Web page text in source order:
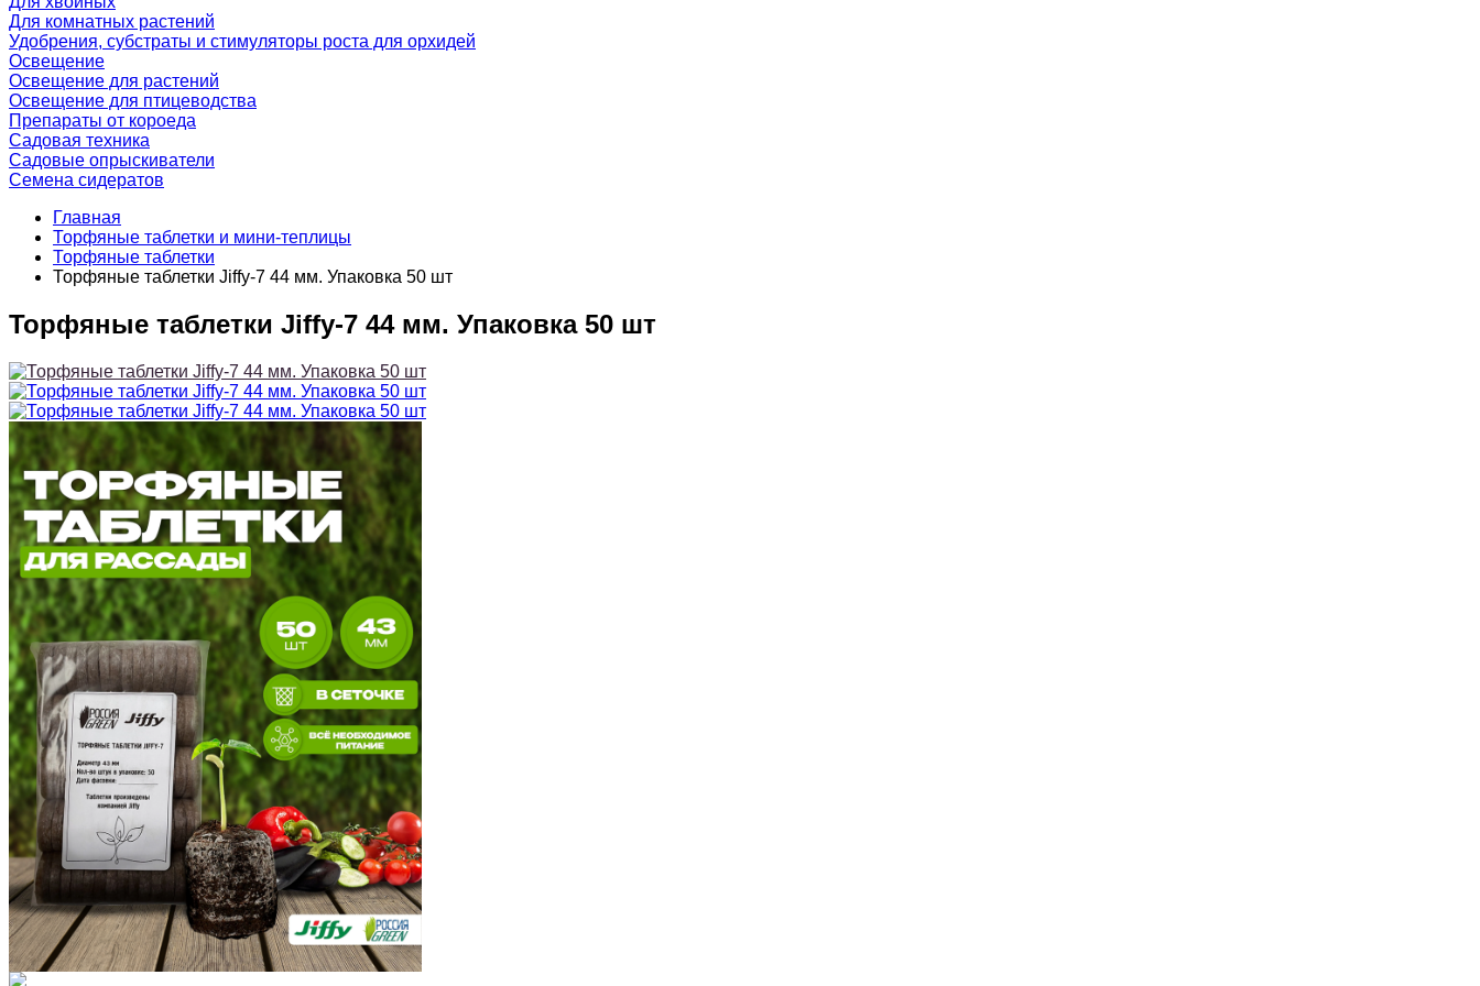
Для комнатных растений
Удобрения, субстраты и стимуляторы роста для орхидей
Освещение
Освещение для растений
Освещение для птицеводства
Препараты от короеда
Садовая техника
Садовые опрыскиватели
Семена сидератов
Главная
Торфяные таблетки и мини-теплицы
Торфяные таблетки
Торфяные таблетки Jiffy-7 44 мм. Упаковка 50 шт
Торфяные таблетки Jiffy-7 44 мм. Упаковка 50 шт